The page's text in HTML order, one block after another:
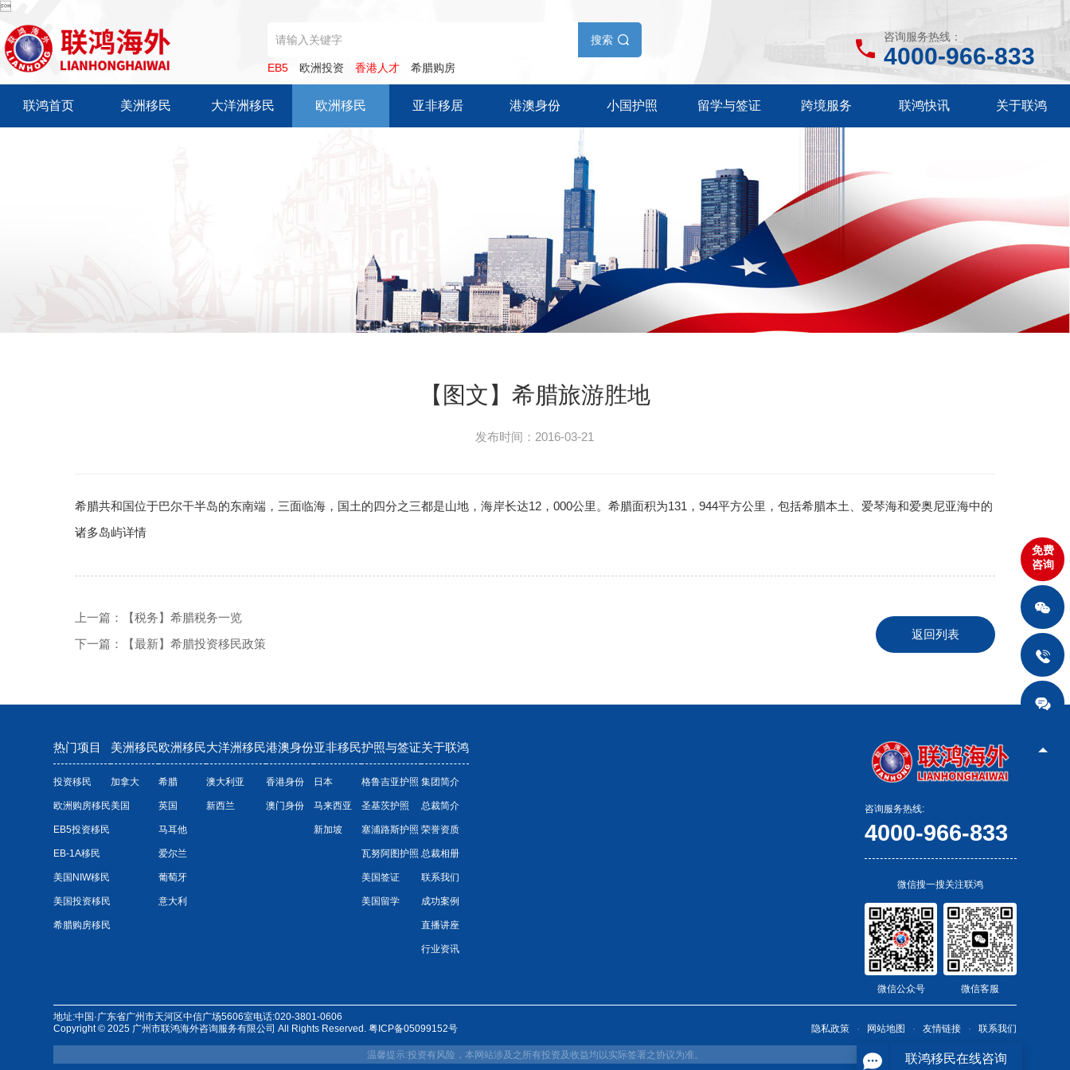

搜索
EB5 欧洲投资 香港人才 希腊购房
咨询服务热线：
4000-966-833
联鸿首页 美洲移民 大洋洲移民 欧洲移民 亚非移居 港澳身份 小国护照 留学与签证 跨境服务 联鸿快讯 关于联鸿
【图文】希腊旅游胜地
发布时间：2016-03-21
希腊共和国位于巴尔干半岛的东南端，三面临海，国土的四分之三都是山地，海岸长达12，000公里。希腊面积为131，944平方公里，包括希腊本土、爱琴海和爱奥尼亚海中的
诸多岛屿详情
返回列表
上一篇：【税务】希腊税务一览
下一篇：【最新】希腊投资移民政策
热门项目
投资移民
欧洲购房移民
EB5投资移民
EB-1A移民
美国NIW移民
美国投资移民
希腊购房移民
美洲移民
加拿大
美国
欧洲移民
希腊
英国
马耳他
爱尔兰
葡萄牙
意大利
大洋洲移民
澳大利亚
新西兰
港澳身份
香港身份
澳门身份
亚非移民
日本
马来西亚
新加坡
护照与签证
格鲁吉亚护照
圣基茨护照
塞浦路斯护照
瓦努阿图护照
美国签证
美国留学
关于联鸿
集团简介
总裁简介
荣誉资质
总裁相册
联系我们
成功案例
直播讲座
行业资讯
咨询服务热线:
4000-966-833
微信搜一搜关注联鸿
微信公众号 微信客服
地址:中国·广东省广州市天河区中信广场5606室电话:020-3801-0606
Copyright © 2025 广州市联鸿海外咨询服务有限公司 All Rights Reserved.粤ICP备05099152号 隐私政策 网站地图 友情链接 联系我们
温馨提示:投资有风险，本网站涉及之所有投资及收益均以实际签署之协议为准。
免费
咨询